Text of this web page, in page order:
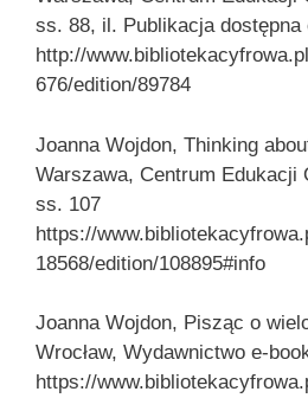
ss. 88, il. Publikacja dostępna
http://
676/edition/89784
Joanna Wojdon, Thinking
Warszawa, Centrum Edukacji
ss. 107
https://
18568/edition/108895#info
Joanna Wojdon, Pisząc o
Wrocław, Wydawnictwo e-
https://